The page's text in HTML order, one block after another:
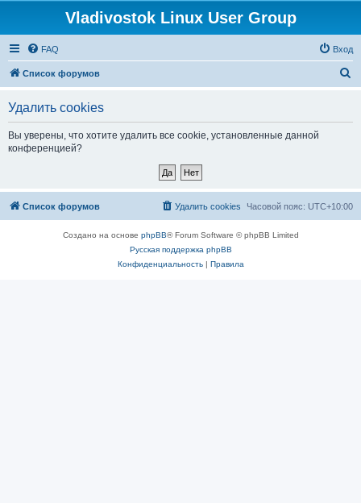
Vladivostok Linux User Group
FAQ Вход
Список форумов
Удалить cookies
Вы уверены, что хотите удалить все cookie, установленные данной
конференцией?
Список форумов Часовой пояс: UTC+10:00
Удалить cookies
Создано на основе phpBB® Forum Software © phpBB Limited
Русская поддержка phpBB
Конфиденциальность| Правила